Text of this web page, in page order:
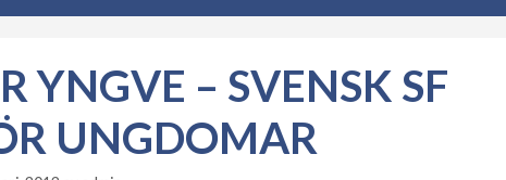
YNGVE – SVENSK SF
UNGDOMAR